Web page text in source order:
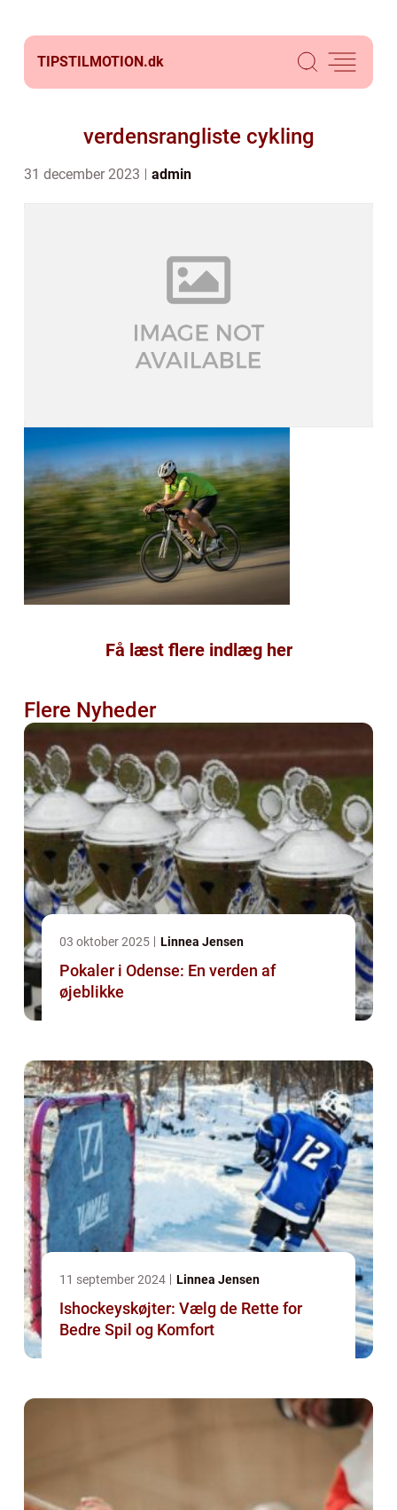
TIPSTILMOTION.dk
verdensrangliste cykling
31 december 2023 admin
Få læst flere indlæg her
Flere Nyheder
03 oktober 2025 Linnea Jensen
Pokaler i Odense: En verden af
øjeblikke
11 september 2024 Linnea Jensen
Ishockeyskøjter: Vælg de Rette for
Bedre Spil og Komfort